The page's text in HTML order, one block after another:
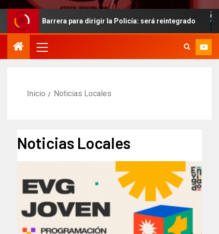
Barrera para dirigir la Policía: será reintegrado
Inicio Noticias Locales
Noticias Locales